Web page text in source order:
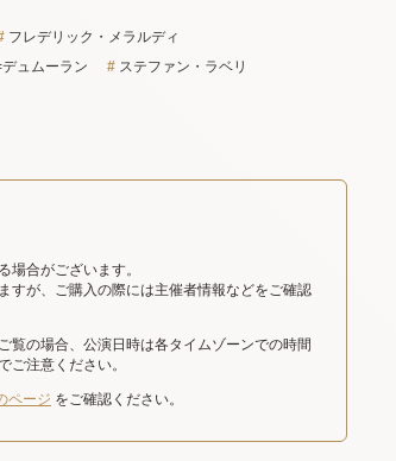
フレデリック・メラルディ
ュムーラン ステファン・ラベリ
場合がございます。
すが、ご購入の際には主催者情報などをご確認
覧の場合、公演日時は各タイムゾーンでの時間
ご注意ください。
ページ をご確認ください。